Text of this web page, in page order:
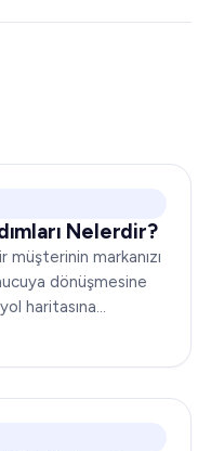
Nelerdir?
markanızı
dönüşmesine
haritasına
hizmetleri